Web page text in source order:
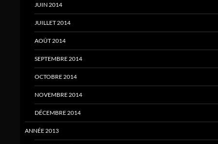
JUIN 2014
JUILLET 2014
AOÛT 2014
SEPTEMBRE 2014
OCTOBRE 2014
NOVEMBRE 2014
DÉCEMBRE 2014
ANNÉE 2013